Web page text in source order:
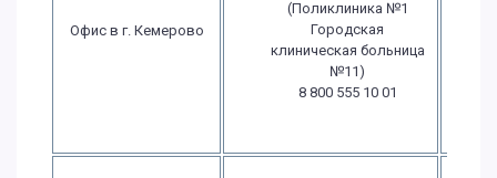
Офис в г. Кемерово
(Поликлиника №1
Городская
клиническая больница
№11)
8 800 555 10 01